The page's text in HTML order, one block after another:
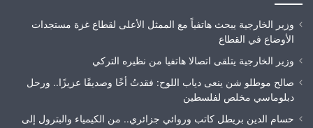
وزير الخارجية يبحث هاتفياً مع الممثل الأعلى لقطاع غزة مستجدات
الأوضاع في القطاع
وزير الخارجية يتلقى اتصالا هاتفيا من نظيره التركي
صالح موطلو شن ينعى دياب اللوح: فقدتُ أخًا وصديقًا عزيزًا.. ورحل
دبلوماسي مخلص لفلسطين
حسام الدين بريطل كاتب وروائي جزائري.. من الكيمياء والبترول إلى